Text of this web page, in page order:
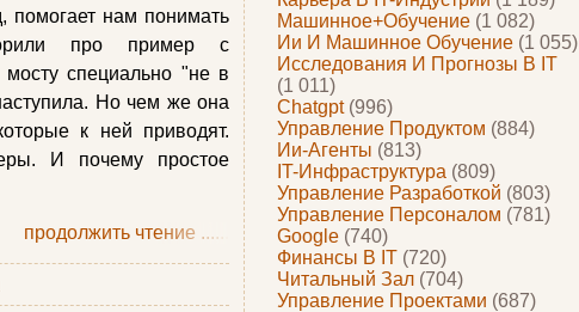
Машинное+обучение (1 082)
Ии И Машинное Обучение (1 055)
Исследования И Прогнозы В IT
(1 011)
Chatgpt(996)
Управление Продуктом (884)
Ии-Агенты (813)
IT-Инфраструктура (809)
Управление Разработкой (803)
Управление Персоналом (781)
Google (740)
Финансы В IT (720)
Читальный Зал (704)
Управление Проектами (687)
помогает нам понимать
про пример с
специально "не в
Но чем же она
к ней приводят.
И почему простое
продолжить чтение ......